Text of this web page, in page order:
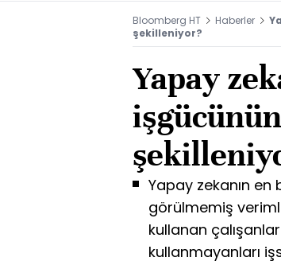
Bloomberg HT Haberler
şekilleniyor?
Yapay
Yapay zekanın en
görülmemiş
kullanan
kullanmayanları